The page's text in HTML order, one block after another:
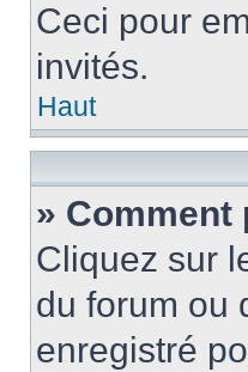
Ceci pour
invités.
Haut
» Comment
Cliquez sur
du forum ou
enregistré